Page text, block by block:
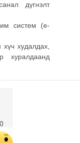
дүгнэлт
систем (e-
хүч худалдах,
хуралдаанд
0